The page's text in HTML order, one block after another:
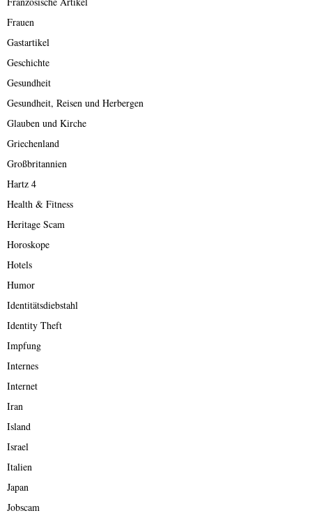
Frauen
Gastartikel
Geschichte
Gesundheit
Gesundheit, Reisen und Herbergen
Glauben und Kirche
Griechenland
Großbritannien
Hartz 4
Health & Fitness
Heritage Scam
Horoskope
Hotels
Humor
Identitätsdiebstahl
Identity Theft
Impfung
Internes
Internet
Iran
Island
Israel
Italien
Japan
Jobscam